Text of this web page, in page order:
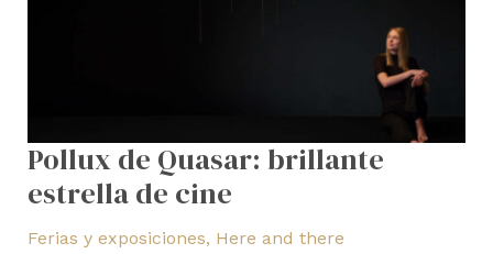
Pollux de Quasar: brillante
estrella de cine
Ferias y exposiciones, Here and there